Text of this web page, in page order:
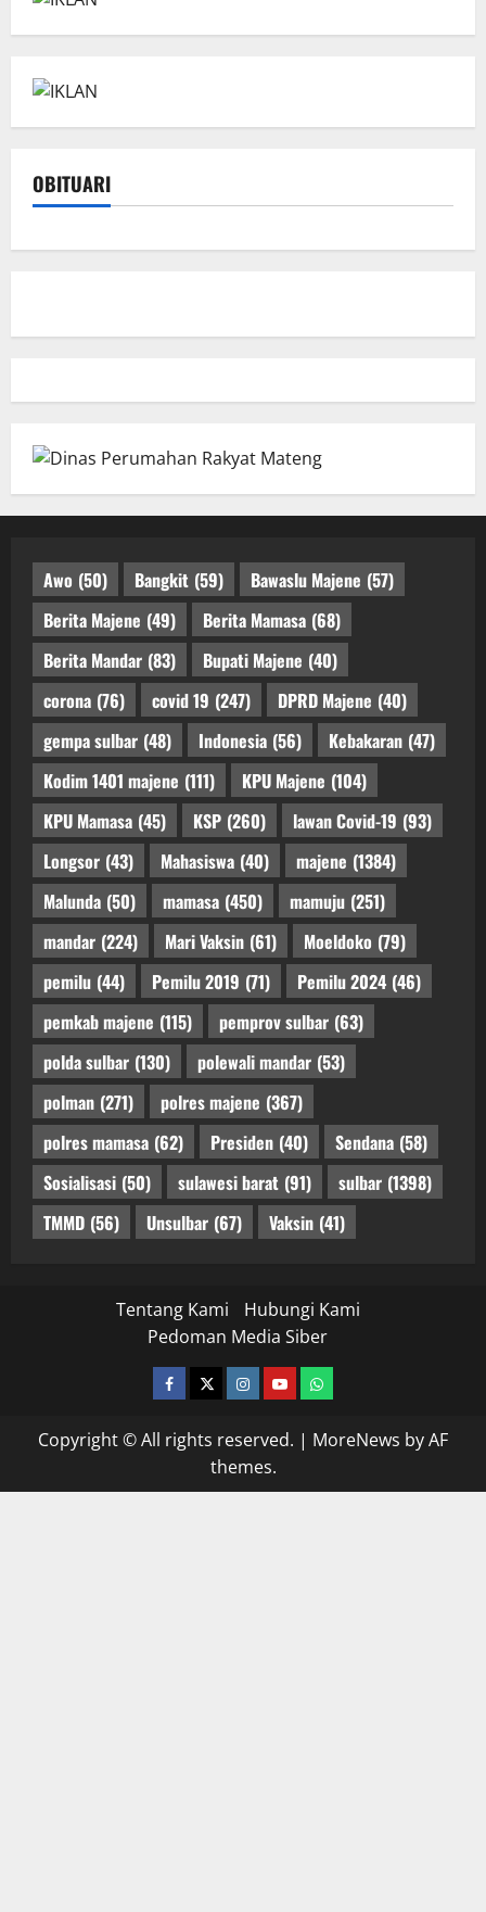
OBITUARI
Awo (50) Bangkit (59) Bawaslu Majene (57)
Berita Majene (49) Berita Mamasa (68)
Berita Mandar (83) Bupati Majene (40)
corona (76) covid 19 (247) DPRD Majene (40)
gempa sulbar (48) Indonesia (56) Kebakaran (47)
Kodim 1401 majene (111) KPU Majene (104)
KPU Mamasa (45) KSP (260) lawan Covid-19 (93)
Longsor (43) Mahasiswa (40) majene (1384)
Malunda (50) mamasa (450) mamuju (251)
mandar (224) Mari Vaksin (61) Moeldoko (79)
pemilu (44) Pemilu 2019 (71) Pemilu 2024 (46)
pemkab majene (115) pemprov sulbar (63)
polda sulbar (130) polewali mandar (53)
polman (271) polres majene (367)
polres mamasa (62) Presiden (40) Sendana (58)
Sosialisasi (50) sulawesi barat (91) sulbar (1398)
TMMD (56) Unsulbar (67) Vaksin (41)
Tentang Kami
Hubungi Kami
Pedoman Media Siber
facebooktwitterinstagram.com
youtubewhatsapp
Copyright © All rights reserved. | MoreNews by AF
themes.